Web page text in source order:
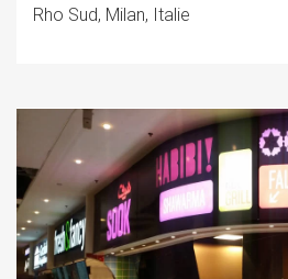
Rho Sud, Milan, Italie